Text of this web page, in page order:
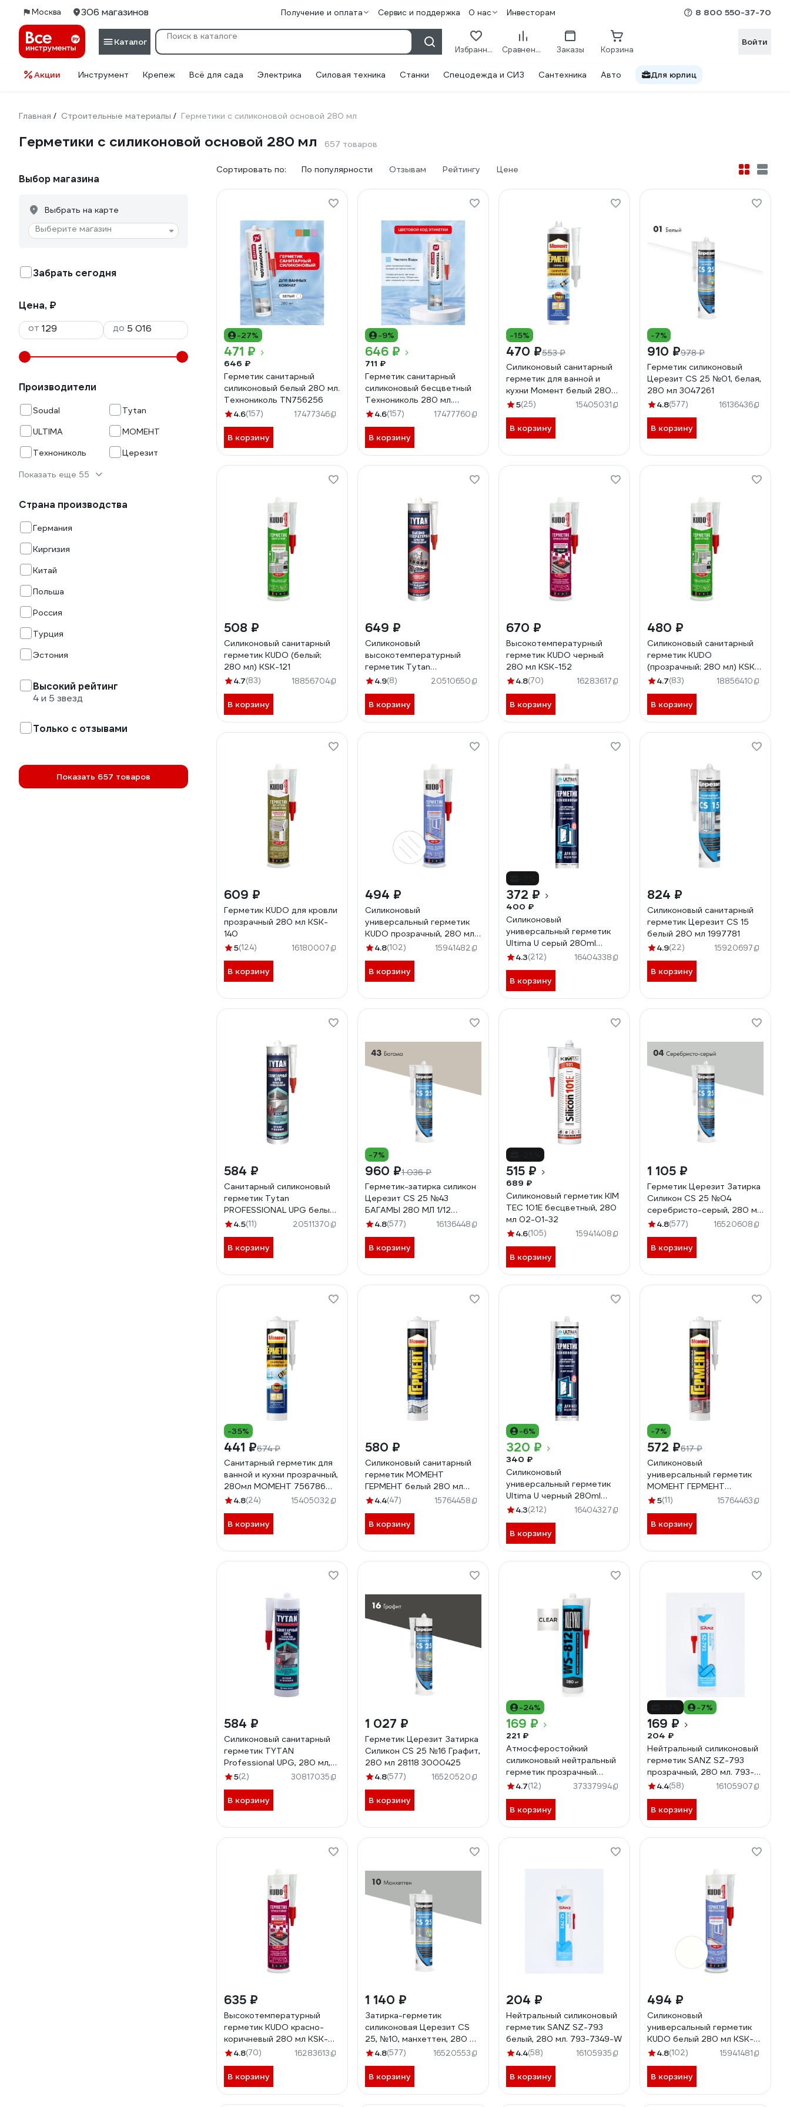
Москва 306 магазинов Получение и оплата Сервис и поддержка О нас Инвесторам 8 800 550-37-70
Каталог
Избранное Сравнение Заказы Корзина
Войти
Акции Инструмент Крепеж Всё для сада Электрика Силовая техника Станки Спецодежда и СИЗ Сантехника Авто Для юрлиц
Главная / Строительные материалы / Герметики с силиконовой основой 280 мл
Герметики с силиконовой основой 280 мл 657 товаров
Выбор магазина
Выбрать на карте
Выберите магазин
Забрать сегодня
Цена, ₽
от
до
Производители
Soudal
Tytan
ULTIMA
МОМЕНТ
Технониколь
Церезит
Показать еще 55
Страна производства
Германия
Киргизия
Китай
Польша
Россия
Турция
Эстония
Высокий рейтинг
4 и 5 звезд
Только с отзывами
Показать 657 товаров
Сортировать по: По популярности Отзывам Рейтингу Цене
-27%
471 ₽
646 ₽
Герметик санитарный
силиконовый белый 280 мл.
Технониколь TN756256
4.6(157) 17477346
В корзину
-9%
646 ₽
711 ₽
Герметик санитарный
силиконовый бесцветный
Технониколь 280 мл.
TN756257
4.6(157) 17477760
В корзину
-15%
470 ₽553 ₽
Силиконовый санитарный
герметик для ванной и
кухни Момент белый 280
мл Б0018852
5(25) 15405031
В корзину
-7%
910 ₽978 ₽
Герметик силиконовый
Церезит CS 25 №01, белая,
280 мл 3047261
4.8(577) 16136436
В корзину
508 ₽
Силиконовый санитарный
герметик KUDO (белый;
280 мл) KSK-121
4.7(83) 18856704
В корзину
649 ₽
Силиконовый
высокотемпературный
герметик Tytan
PROFESSIONAL красный,
4.9(8) 20510650
В корзину
670 ₽
Высокотемпературный
герметик KUDO черный
280 мл KSK-152
4.8(70) 16283617
В корзину
480 ₽
Силиконовый санитарный
герметик KUDO
(прозрачный; 280 мл) KSK-
1204.7(83) 18856410
В корзину
609 ₽
Герметик KUDO для кровли
прозрачный 280 мл KSK-
140
5(124) 16180007
В корзину
494 ₽
Силиконовый
универсальный герметик
KUDO прозрачный, 280 мл
KSK-100
4.8(102) 15941482
В корзину
372 ₽
400 ₽
Силиконовый
универсальный герметик
Ultima U серый 280ml
H2629
4.3(212) 16404338
В корзину
824 ₽
Силиконовый санитарный
герметик Церезит CS 15
белый 280 мл 1997781
4.9(22) 15920697
В корзину
584 ₽
Санитарный силиконовый
герметик Tytan
PROFESSIONAL UPG белый,
280 мл 87584 229540
4.5(11) 20511370
В корзину
-7%
960 ₽1 036 ₽
Герметик-затирка силикон
Церезит CS 25 №43
БАГАМЫ 280 МЛ 1/12
3001248
4.8(577) 16136448
В корзину
515 ₽
689 ₽
Силиконовый герметик KIM
TEC 101Е бесцветный, 280
мл 02-01-32
4.6(105) 15941408
В корзину
1 105 ₽
Герметик Церезит Затирка
Силикон CS 25 №04
серебристо-серый, 280 мл
3001253
4.8(577) 16520608
В корзину
-35%
441 ₽674 ₽
Санитарный герметик для
ванной и кухни прозрачный,
280мл МОМЕНТ 756786
2002675
4.8(24) 15405032
В корзину
580 ₽
Силиконовый санитарный
герметик МОМЕНТ
ГЕРМЕНТ белый 280 мл
2033215
4.4(47) 15764458
В корзину
-6%
320 ₽
340 ₽
Силиконовый
универсальный герметик
Ultima U черный 280ml
H2630
4.3(212) 16404327
В корзину
-7%
572 ₽617 ₽
Силиконовый
универсальный герметик
МОМЕНТ ГЕРМЕНТ
прозрачный 280 мл
5(11) 15764463
В корзину
584 ₽
Силиконовый санитарный
герметик TYTAN
Professional UPG, 280 мл,
прозрачный 229543
5(2) 30817035
В корзину
1 027 ₽
Герметик Церезит Затирка
Силикон CS 25 №16 Графит,
280 мл 28118 3000425
4.8(577) 16520520
В корзину
-24%
169 ₽
221 ₽
Атмосферостойкий
силиконовый нейтральный
герметик прозрачный
KLEYKO WS-812 280 мл
4.7(12) 37337994
В корзину
-7%
169 ₽
204 ₽
Нейтральный силиконовый
герметик SANZ SZ-793
прозрачный, 280 мл. 793-
7356-C
4.4(58) 16105907
В корзину
635 ₽
Высокотемпературный
герметик KUDO красно-
коричневый 280 мл KSK-
1534.8(70) 16283613
В корзину
1 140 ₽
Затирка-герметик
силиконовая Церезит CS
25, №10, манхеттен, 280 мл
3000427
4.8(577) 16520553
В корзину
204 ₽
Нейтральный силиконовый
герметик SANZ SZ-793
белый, 280 мл. 793-7349-W
4.4(58) 16105935
В корзину
494 ₽
Силиконовый
универсальный герметик
KUDO белый 280 мл KSK-
1014.8(102) 15941481
В корзину